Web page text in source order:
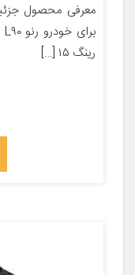
رینگ ۱۵ […]